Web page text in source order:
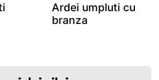
Ardei umpluti cu
branza